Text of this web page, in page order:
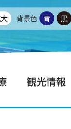
背景色 青 黒
観光情報